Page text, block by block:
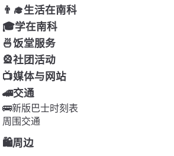
👨‍🎓生活在南科
🎓学在南科
🍜饭堂服务
🎡社团活动
📺媒体与网站
🚄交通
🚌新版巴士时刻表
周围交通
🛍周边